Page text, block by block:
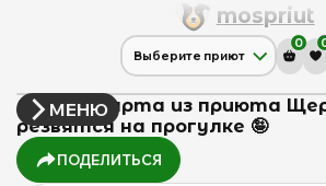
mospriut
Выберите приют
Щербинка
Красная сосна
Дубовая Роща
0
МЕНЮ
Лара и Марта из приюта
резвятся на прогулке 🤪
ПОДЕЛИТЬСЯ